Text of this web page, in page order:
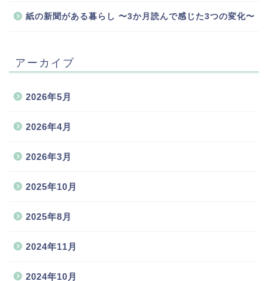
紙の新聞がある暮らし 〜3か月読んで感じた3つの変化〜
アーカイブ
2026年5月
2026年4月
2026年3月
2025年10月
2025年8月
2024年11月
2024年10月